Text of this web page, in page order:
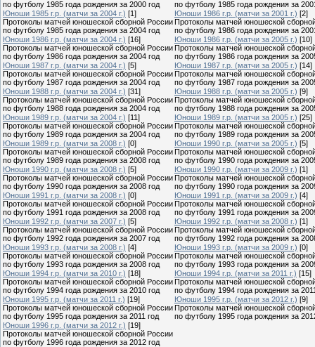
по футболу 1985 года рождения за 2000 год
по футболу 1985 года рождения за
Юноши 1985 г.р. (матчи за 2004 г.) [1]
Протоколы матчей юношеской сборной России
по футболу 1985 года рождения за 2004 год
Юноши 1986 г.р. (матчи за 2001 г.) [2]
Протоколы матчей юношеской
по футболу 1986 года рождения за
Юноши 1986 г.р. (матчи за 2004 г.) [16]
Протоколы матчей юношеской сборной России
по футболу 1986 года рождения за 2004 год
Юноши 1986 г.р. (матчи за 2005 г.) [10]
Протоколы матчей юношеской
по футболу 1986 года рождения за
Юноши 1987 г.р. (матчи за 2004 г.) [5]
Протоколы матчей юношеской сборной России
по футболу 1987 года рождения за 2004 год
Юноши 1987 г.р. (матчи за 2005 г.) [14]
Протоколы матчей юношеской
по футболу 1987 года рождения за
Юноши 1988 г.р. (матчи за 2004 г.) [31]
Протоколы матчей юношеской сборной России
по футболу 1988 года рождения за 2004 год
Юноши 1988 г.р. (матчи за 2005 г.) [9]
Протоколы матчей юношеской
по футболу 1988 года рождения за
Юноши 1989 г.р. (матчи за 2004 г.) [11]
Протоколы матчей юношеской сборной России
по футболу 1989 года рождения за 2004 год
Юноши 1989 г.р. (матчи за 2005 г.) [25]
Протоколы матчей юношеской
по футболу 1989 года рождения за
Юноши 1989 г.р. (матчи за 2008 г.) [0]
Протоколы матчей юношеской сборной России
по футболу 1989 года рождения за 2008 год
Юноши 1990 г.р. (матчи за 2005 г.) [5]
Протоколы матчей юношеской
по футболу 1990 года рождения за
Юноши 1990 г.р. (матчи за 2008 г.) [5]
Протоколы матчей юношеской сборной России
по футболу 1990 года рождения за 2008 год
Юноши 1990 г.р. (матчи за 2009 г.) [1]
Протоколы матчей юношеской
по футболу 1990 года рождения за
Юноши 1991 г.р. (матчи за 2008 г.) [0]
Протоколы матчей юношеской сборной России
по футболу 1991 года рождения за 2008 год
Юноши 1991 г.р. (матчи за 2009 г.) [4]
Протоколы матчей юношеской
по футболу 1991 года рождения за
Юноши 1992 г.р. (матчи за 2007 г.) [5]
Протоколы матчей юношеской сборной России
по футболу 1992 года рождения за 2007 год
Юноши 1992 г.р. (матчи за 2008 г.) [1]
Протоколы матчей юношеской
по футболу 1992 года рождения за
Юноши 1993 г.р. (матчи за 2008 г.) [4]
Протоколы матчей юношеской сборной России
по футболу 1993 года рождения за 2008 год
Юноши 1993 г.р. (матчи за 2009 г.) [0]
Протоколы матчей юношеской
по футболу 1993 года рождения за
Юноши 1994 г.р. (матчи за 2010 г.) [18]
Протоколы матчей юношеской сборной России
по футболу 1994 года рождения за 2010 год
Юноши 1994 г.р. (матчи за 2011 г.) [15]
Протоколы матчей юношеской
по футболу 1994 года рождения за
Юноши 1995 г.р. (матчи за 2011 г.) [19]
Протоколы матчей юношеской сборной России
по футболу 1995 года рождения за 2011 год
Юноши 1995 г.р. (матчи за 2012 г.) [9]
Протоколы матчей юношеской
по футболу 1995 года рождения за
Юноши 1996 г.р. (матчи за 2012 г.) [19]
Протоколы матчей юношеской сборной России
по футболу 1996 года рождения за 2012 год